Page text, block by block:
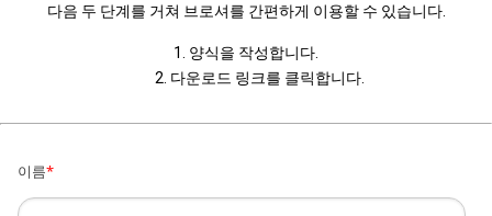
다음 두 단계를 거쳐 브로셔를 간편하게 이용할 수 있습니다.
1. 양식을 작성합니다.
2. 다운로드 링크를 클릭합니다.
이름*